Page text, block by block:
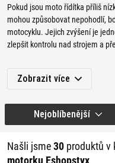
Pokud jsou moto řídítka příliš
mohou způsobovat nepohodlí,
motocyklu. Jejich zvýšení je
zlepšit kontrolu nad strojem a
také třebakosmetiku na motorku
PROČ
MOTORKU?
Zobrazit více
Našli jsme30 produktů v
motorku Eshopstyx
Nejoblíbenější